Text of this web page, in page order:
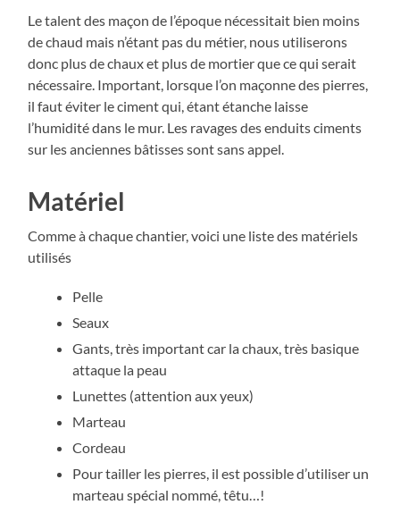
Le talent des maçon de l’époque nécessitait bien moins
de chaud mais n’étant pas du métier, nous utiliserons
donc plus de chaux et plus de mortier que ce qui serait
nécessaire. Important, lorsque l’on maçonne des pierres,
il faut éviter le ciment qui, étant étanche laisse
l’humidité dans le mur. Les ravages des enduits ciments
sur les anciennes bâtisses sont sans appel.
Matériel
Comme à chaque chantier, voici une liste des matériels
utilisés
Pelle
Seaux
Gants, très important car la chaux, très basique
attaque la peau
Lunettes (attention aux yeux)
Marteau
Cordeau
Pour tailler les pierres, il est possible d’utiliser un
marteau spécial nommé, têtu…!